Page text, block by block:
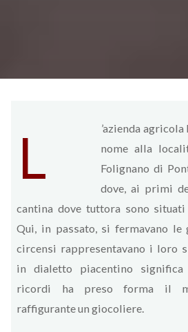
L
’azienda
nome alla
Folignano di
dove, ai primi
cantina dove tuttora sono
Qui, in passato, si fermavano
circensi rappresentavano i loro
in dialetto piacentino significa
ricordi ha preso forma il
raffigurante un giocoliere.